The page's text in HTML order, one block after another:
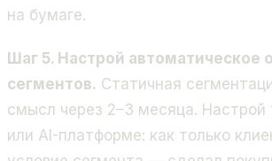
на бумаге.
Шаг 5. Настрой автоматическое
сегментов. Статичная
смысл через 2–3 месяца. Настрой
или AI-платформе: как только